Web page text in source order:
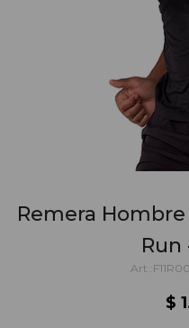
Remera
Run
$